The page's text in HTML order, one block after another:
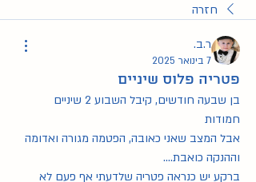
חזרה
ר.ב.
7 בינואר 2025
פטריה פלוס שיניים
חמודות
וההנקה כואבת....